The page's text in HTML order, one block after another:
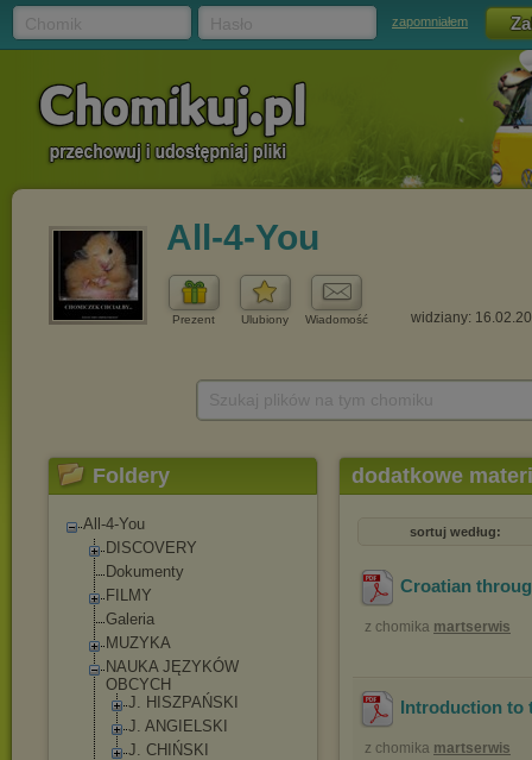
zapomniałem
All-4-You
Prezent Ulubiony Wiadomość widziany:
Foldery
All-4-You
DISCOVERY
Dokumenty
FILMY
Galeria
MUZYKA
NAUKA JĘZYKÓW
OBCYCH
J. HISZPAŃSKI
J. ANGIELSKI
J. CHIŃSKI
dodatkowe
sortuj według:
Croatian
z chomika martserwis
Introduction to
z chomika martserwis